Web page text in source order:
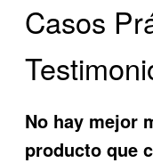
Casos
No hay mejor
producto que